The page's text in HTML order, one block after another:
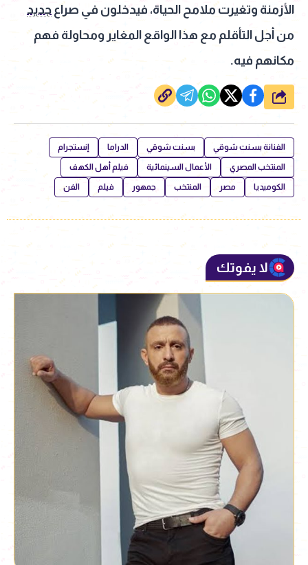
الأزمنة وتغيرت ملامح الحياة، فيدخلون في صراع جديد
من أجل التأقلم مع هذا الواقع المغاير ومحاولة فهم
مكانهم فيه.
شارك
الفنانة بسنت شوقي بسنت شوقي الدراما إنستجرام
المنتخب المصري الأعمال السينمائية فيلم أهل الكهف
الكوميديا مصر المنتخب جمهور فيلم الفن
لا يفوتك